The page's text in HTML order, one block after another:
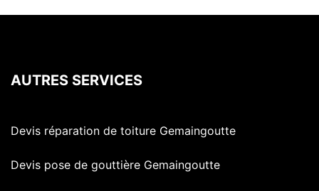
AUTRES SERVICES
Devis réparation de toiture Gemaingoutte
Devis pose de gouttière Gemaingoutte